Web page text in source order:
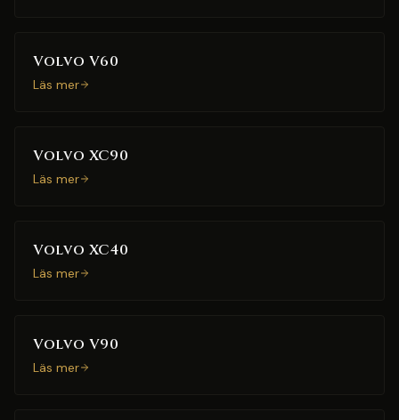
Volvo V60
Läs mer
Volvo XC90
Läs mer
Volvo XC40
Läs mer
Volvo V90
Läs mer